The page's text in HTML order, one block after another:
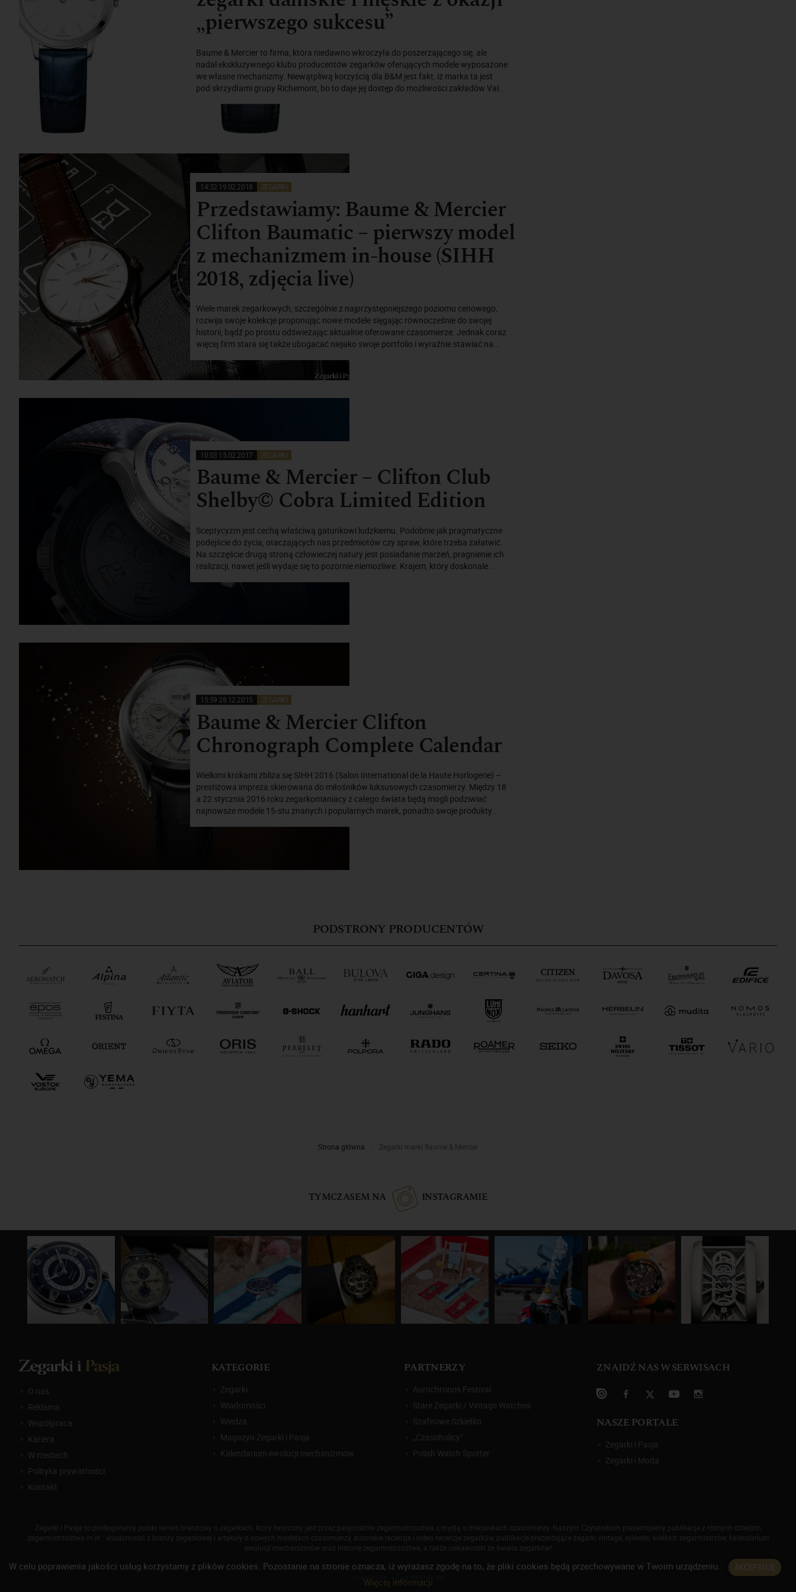
„pierwszego sukcesu”
Baume & Mercier to firma, która niedawno wkroczyła do poszerzającego się, ale
nadal ekskluzywnego klubu producentów zegarków oferujących modele wyposażone
we własne mechanizmy. Niewątpliwą korzyścią dla B&M jest fakt, iż marka ta jest
pod skrzydłami grupy Richemont, bo to daje jej dostęp do możliwości zakładów Val...
14:32 19.02.2018 ZEGARKI
Przedstawiamy: Baume & Mercier
Clifton Baumatic – pierwszy model
z mechanizmem in-house (SIHH
2018, zdjęcia live)
Wiele marek zegarkowych, szczególnie z najprzystępniejszego poziomu cenowego,
rozwija swoje kolekcje proponując nowe modele sięgając równocześnie do swojej
historii, bądź po prostu odświeżając aktualnie oferowane czasomierze. Jednak coraz
więcej firm stara się także ubogacać niejako swoje portfolio i wyraźnie stawiać na...
10:03 15.02.2017 ZEGARKI
Baume & Mercier – Clifton Club
Shelby© Cobra Limited Edition
Sceptycyzm jest cechą właściwą gatunkowi ludzkiemu. Podobnie jak pragmatyczne
podejście do życia, otaczających nas przedmiotów czy spraw, które trzeba załatwić.
Na szczęście drugą stroną człowieczej natury jest posiadanie marzeń, pragnienie ich
realizacji, nawet jeśli wydaje się to pozornie niemożliwe. Krajem, który doskonale...
15:59 28.12.2015 ZEGARKI
Baume & Mercier Clifton
Chronograph Complete Calendar
Wielkimi krokami zbliża się SIHH 2016 (Salon International de la Haute Horlogerie) –
prestiżowa impreza skierowana do miłośników luksusowych czasomierzy. Między 18
a 22 stycznia 2016 roku zegarkomaniacy z całego świata będą mogli podziwiać
najnowsze modele 15-stu znanych i popularnych marek, ponadto swoje produkty...
PODSTRONY PRODUCENTÓW
Strona główna Zegarki marki Baume & Mercier
TYMCZASEM NA INSTAGRAMIE
O nas
Reklama
Współpraca
Kariera
W mediach
Polityka prywatności
Kontakt
KATEGORIE
Zegarki
Wiadomości
Wiedza
Magazyn Zegarki i Pasja
Kalendarium ewolucji mechanizmów
PARTNERZY
Aurochronos Festival
Stare Zegarki / Vintage Watches
Szafirowe Szkiełko
„Czasoholicy”
Polish Watch Spotter
ZNAJDŹ NAS W SERWISACH
NASZE PORTALE
Zegarki i Pasja
Zegarki i Moda
Zegarki i Pasja to profesjonalny polski serwis branżowy o zegarkach, który tworzony jest przez pasjonatów zegarmistrzostwa z myślą o miłośnikach czasomierzy. Naszym Czytelnikom prezentujemy publikacje z różnych dziedzin
zegarmistrzostwa m.in.: wiadomości z branży zegarkowej i artykuły o nowych modelach czasomierzy, autorskie recenzje i video recenzje zegarków, publikacje prezentujące zegarki vintage, sylwetki wielkich zegarmistrzów, kalendarium
ewolucji mechanizmów oraz historię zegarmistrzostwa, a także ciekawostki ze świata zegarków!
© 2014- 2026 Zegarkiipasja.pl. Korzystanie z serwisu oznacza akceptacjęregulaminu orazpolityki prywatności
W celu poprawienia jakości usług korzystamy z plików cookies. Pozostanie na stronie oznacza, iż wyrażasz zgodę na to, że pliki cookies będą przechowywane w Twoim urządzeniu. AKCEPTUJĘ
Więcej informacji